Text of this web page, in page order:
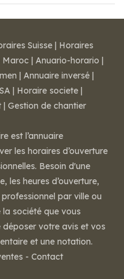
Suisse | Horaires
Maroc | Anuario-horario |
| Annuaire inversé |
| Horaire societe |
| Gestion de chantier
est l’annuaire
les horaires d’ouverture
Besoin d'une
les heures d’ouverture,
par ville ou
société que vous
votre avis et vos
et une notation.
- Contact